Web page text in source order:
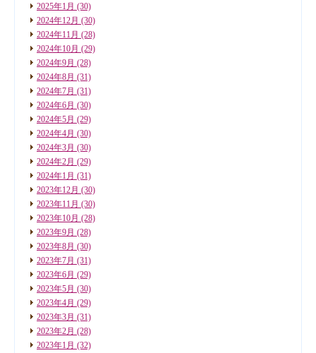
2025年1月 (30)
2024年12月 (30)
2024年11月 (28)
2024年10月 (29)
2024年9月 (28)
2024年8月 (31)
2024年7月 (31)
2024年6月 (30)
2024年5月 (29)
2024年4月 (30)
2024年3月 (30)
2024年2月 (29)
2024年1月 (31)
2023年12月 (30)
2023年11月 (30)
2023年10月 (28)
2023年9月 (28)
2023年8月 (30)
2023年7月 (31)
2023年6月 (29)
2023年5月 (30)
2023年4月 (29)
2023年3月 (31)
2023年2月 (28)
2023年1月 (32)